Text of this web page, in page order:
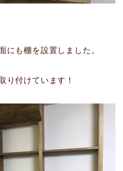
にも棚を設置しました。
り付けています！